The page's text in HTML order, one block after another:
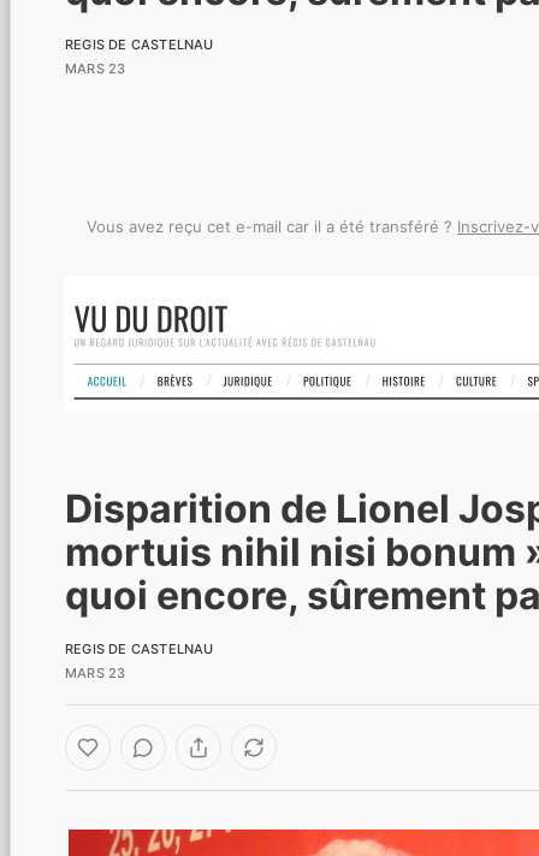
REGIS DE CASTELNAU
MARS 23
Vous avez reçu cet e-mail car il a été transféré ? Inscrivez-
Disparition de Lionel
mortuis nihil nisi bonum
quoi encore, sûrement
REGIS DE CASTELNAU
MARS 23